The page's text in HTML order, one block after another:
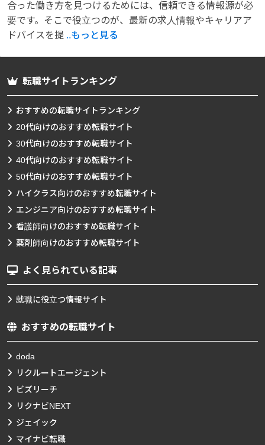
合った働き方を見つけるためには、信頼できる情報源が必
要です。そこで役立つのが、最新の求人情報やキャリアア
ドバイスを提 ..もっと見る
転職サイトランキング
おすすめの転職サイトランキング
20代向けのおすすめ転職サイト
30代向けのおすすめ転職サイト
40代向けのおすすめ転職サイト
50代向けのおすすめ転職サイト
ハイクラス向けのおすすめ転職サイト
エンジニア向けのおすすめ転職サイト
看護師向けのおすすめ転職サイト
薬剤師向けのおすすめ転職サイト
よく見られている記事
就職に役立つ情報サイト
おすすめの転職サイト
doda
リクルートエージェント
ビズリーチ
リクナビNEXT
ジェイック
マイナビ転職